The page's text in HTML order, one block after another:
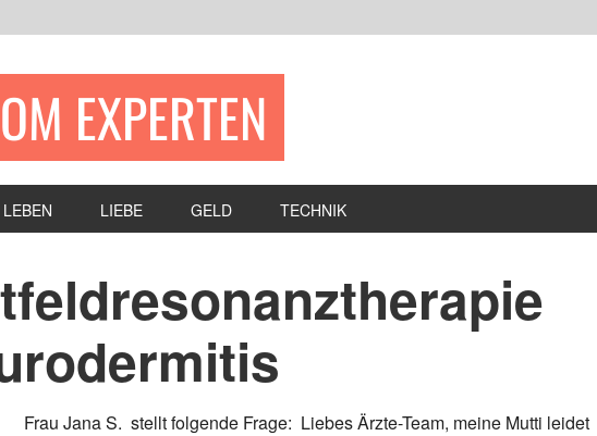
EXPERTEN
LEBEN LIEBE GELD TECHNIK
Frau Jana S. stellt folgende Frage: Liebes Ärzte-Team, meine Mutti leidet